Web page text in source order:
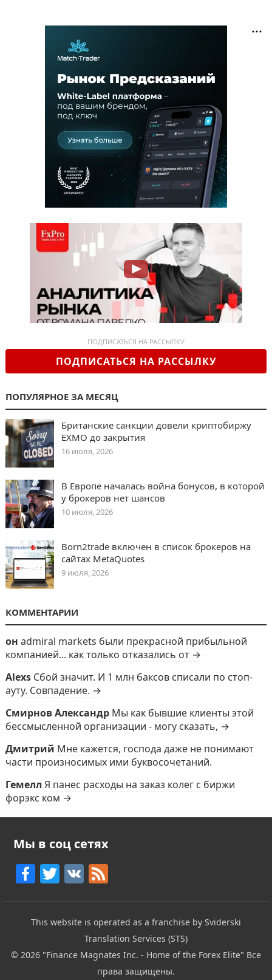
ПОДПИСАТЬСЯ НА РАССЫЛКУ
ПОДПИСАТЬСЯ НА РАССЫЛКУ
ПОПУЛЯРНОЕ ЗА МЕСЯЦ
Британские санкции довели криптобиржу
EXMO до закрытия
16 июля, 2026
В Европе началась война бонусов, в которой
у брокеров нет шансов
10 июля, 2026
Born2trade включен в список брокеров на
сайтах MetaQuotes
9 июля, 2026
КОММЕНТАРИИ
он admiral markets были прекрасной прибыльной
компанией... как только отказались от →
Alexs Сбой значит. И 1 млн баксов списали по стоп-
ауту. Совпадение. →
Смирнов Александр Мы как бывшие клиенты этой
бессмысленной организации - могу сказать, →
Дмитрий Мне кажется, господа даже не понимают
части произносимых ими буквосочетаний.
Гемелл Я панес расходы на заказ колег с биржи
форэкс ком →
Мы в соц сетях
F
c
e
b
T
itt
er
V F
e
d
This website is operated as a franchise by Sviderski
Translation Services (STS)
© 2026 "Finance Magnates Inc. - Home of the Forex Elite" Все
права защищены.